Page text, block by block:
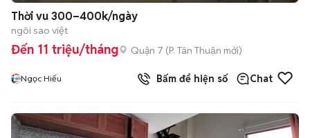
Thời vu 300–400k/ngày
ngôi sao việt
Đến 11 triệu/tháng Quận 7 (P. Tân Thuận mới)
Ngọc Hiếu Bấm để hiện số Chat